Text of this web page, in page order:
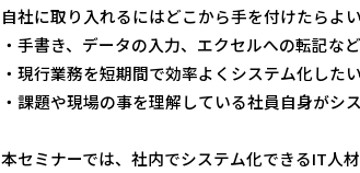
自社に取り入れるにはどこから手を付けたらよ
・手書き、データの入力、エクセルへの転記な
・現行業務を短期間で効率よくシステム化したい
・課題や現場の事を理解している社員自身がシ
本セミナーでは、社内でシステム化できるIT人